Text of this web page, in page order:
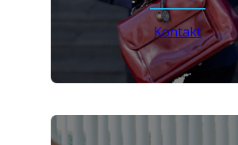
Kontakt